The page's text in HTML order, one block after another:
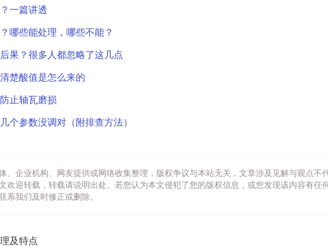
一篇讲透
哪些能处理，哪些不能？
果？很多人都忽略了这几点
楚酸值是怎么来的
止轴瓦磨损
个参数没调对（附排查方法）
、企业机构、网友提供或网络收集整理，版权争议与本站无关，文章涉及见解与观点不
欢迎转载，转载请说明出处。若您认为本文侵犯了您的版权信息，或您发现该内容有任
系我们及时修正或删除。
及特点